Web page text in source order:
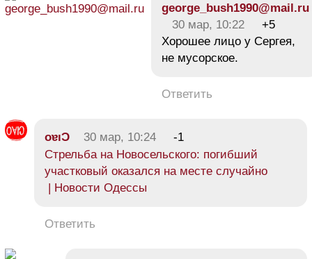
george_bush1990@mail.ru
30 мар, 10:22
+5
Хорошее лицо у Сергея,
не мусорское.
Ответить
oɐıƆ 30 мар, 10:24
-1
Стрельба на Новосельского: погибший
участковый оказался на месте случайно
| Новости Одессы
Ответить